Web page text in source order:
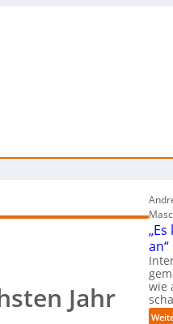
Jahr
an“
wie